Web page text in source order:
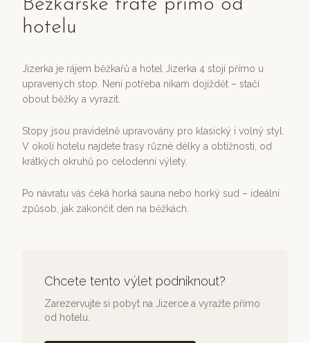
Běžkařské tratě přímo od
hotelu
Jizerka je rájem běžkařů a hotel Jizerka 4 stojí přímo u
upravených stop. Není potřeba nikam dojíždět – stačí
obout běžky a vyrazit.
Stopy jsou pravidelně upravovány pro klasický i volný styl.
V okolí hotelu najdete trasy různé délky a obtížnosti, od
krátkých okruhů po celodenní výlety.
Po návratu vás čeká horká sauna nebo horký sud – ideální
způsob, jak zakončit den na běžkách.
Chcete tento výlet podniknout?
Zarezervujte si pobyt na Jizerce a vyražte přímo
od hotelu.